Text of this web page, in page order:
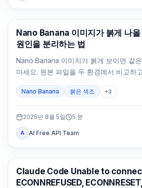
AI 이미지 생성
Nano Banana 이미지가 붉게 나올
원인을 분리하는 법
Nano Banana 이미지가 붉게 보이면 같
마세요. 원본 파일을 두 환경에서 비교하
Nano Banana 붉은 색조 +3
2026년 8월 5일 5 분
A AI Free API Team
Claude Code
Claude Code Unable to
ECONNREFUSED,